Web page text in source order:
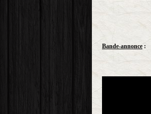
Bande-annonce :